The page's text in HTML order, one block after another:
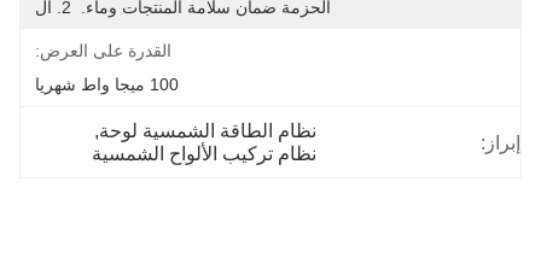
الحزمة ضمان سلامة المنتجات وماء.  2. ال
القدرة على العرض:
100 ميجا واط شهريا
إبراز:
نظام الطاقة الشمسية لوحة,
نظام تركيب الألواح الشمسية